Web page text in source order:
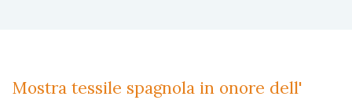
Mostra tessile spagnola in onore dell'